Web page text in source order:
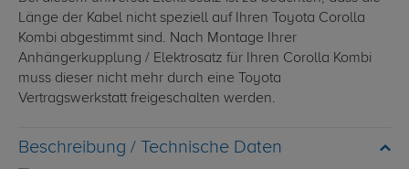
Länge der Kabel nicht speziell auf Ihren Toyota Corolla
Kombi abgestimmt sind. Nach Montage Ihrer
Anhängerkupplung / Elektrosatz für Ihren Corolla Kombi
muss dieser nicht mehr durch eine Toyota
Vertragswerkstatt freigeschalten werden.
Technische Daten